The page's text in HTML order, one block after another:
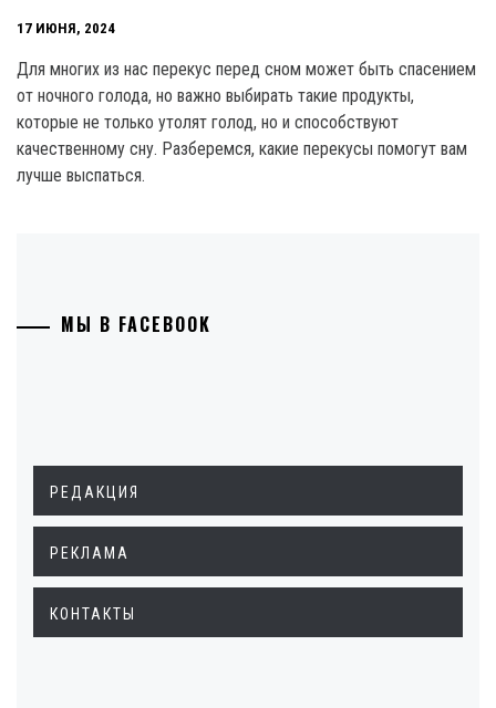
17 ИЮНЯ, 2024
Для многих из нас перекус перед сном может быть спасением
от ночного голода, но важно выбирать такие продукты,
которые не только утолят голод, но и способствуют
качественному сну. Разберемся, какие перекусы помогут вам
лучше выспаться.
МЫ В FACEBOOK
РЕДАКЦИЯ
РЕКЛАМА
КОНТАКТЫ